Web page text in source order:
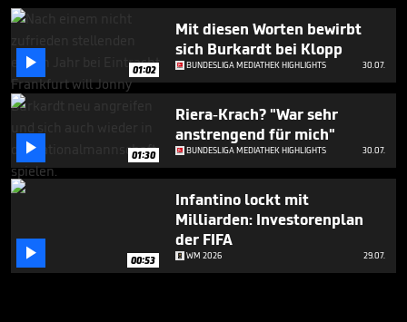
 01:02
Mit diesen Worten bewirbt
sich Burkardt bei Klopp
BUNDESLIGA MEDIATHEK HIGHLIGHTS 30.07.
 01:30
Riera-Krach? "War sehr
anstrengend für mich"
BUNDESLIGA MEDIATHEK HIGHLIGHTS 30.07.
 00:53
Infantino lockt mit
Milliarden: Investorenplan
der FIFA
WM 2026 29.07.